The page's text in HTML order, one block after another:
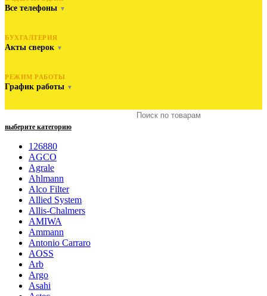
Все телефоны ▼
БУХГАЛТЕРИЯ
Акты сверок ▼
РЕЖИМ РАБОТЫ
График работы ▼
выберите категорию
126880
AGCO
Agrale
Ahlmann
Alco Filter
Allied System
Allis-Chalmers
AMIWA
Ammann
Antonio Carraro
AOSS
Arb
Argo
Asahi